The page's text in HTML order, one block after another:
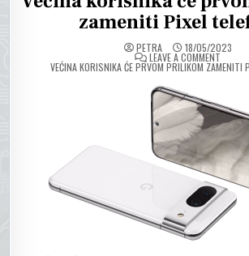
zameniti Pixel
PETRA 18/05/2023
LEAVE A COMMENTON
VEĆINA KORISNIKA ĆE PRVOM PRILIKOM ZAMENITI